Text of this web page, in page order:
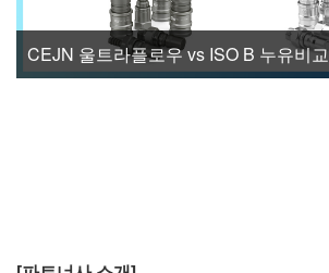
CEJN 울트라플로우 vs ISO B 누유비교